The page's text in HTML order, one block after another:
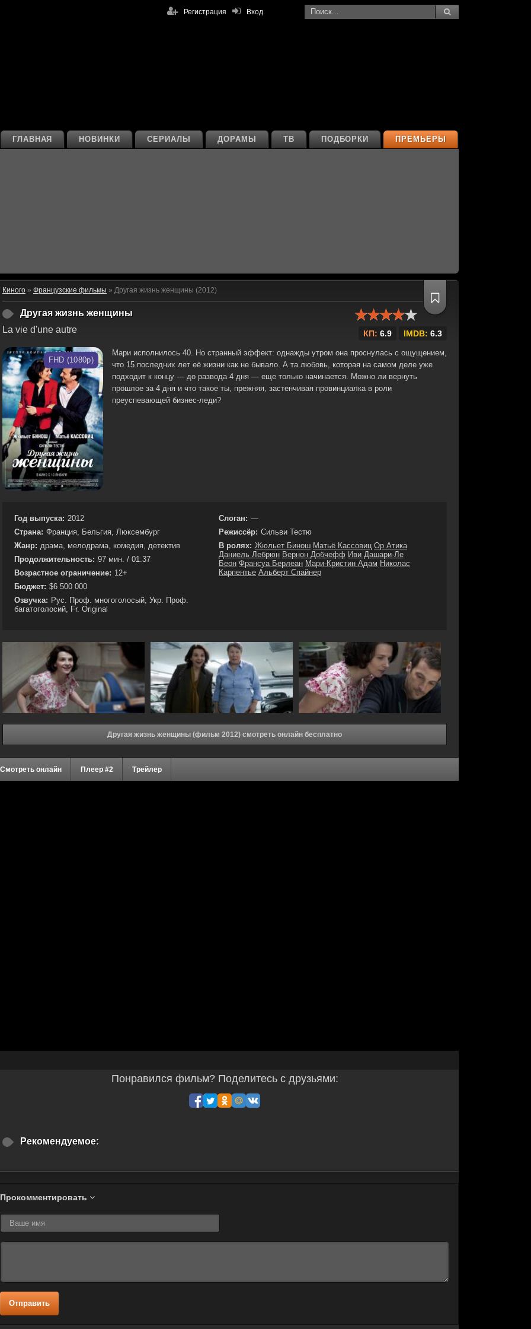
Вход
Регистрация
ПРЕМЬЕРЫ
ПОДБОРКИ
ТВ
ДОРАМЫ
СЕРИАЛЫ
НОВИНКИ
ГЛАВНАЯ
Киного » Французские фильмы » Другая жизнь женщины (2012)
Другая жизнь женщины
La vie d'une autre
КП: 6.9 IMDB: 6.3
FHD (1080p)
Мари исполнилось 40. Но странный эффект: однажды утром она проснулась с ощущением,
что 15 последних лет её жизни как не бывало. А та любовь, которая на самом деле уже
подходит к концу — до развода 4 дня — еще только начинается. Можно ли вернуть
прошлое за 4 дня и что такое ты, прежняя, застенчивая провинциалка в роли
преуспевающей бизнес-леди?
Год выпуска: 2012
Страна: Франция, Бельгия, Люксембург
Жанр: драма, мелодрама, комедия, детектив
Продолжительность: 97 мин. / 01:37
Возрастное ограничение: 12+
Бюджет: $6 500 000
Озвучка: Рус. Проф. многоголосый, Укр. Проф.
багатоголосий, Fr. Original
Слоган: —
Режиссёр: Сильви Тестю
В ролях: Жюльет Бинош Матьё Кассовиц Ор Атика
Даниель Лебрюн Вернон Добчефф Иви Дашари-Ле
Беон Франсуа Берлеан Мари-Кристин Адам Николас
Карпентье Альберт Спайнер
Другая жизнь женщины (фильм 2012) смотреть онлайн бесплатно
Смотреть онлайн Плеер #2 Трейлер
Понравился фильм? Поделитесь с друзьями:
Рекомендуемое:
Прокомментировать
Отправить